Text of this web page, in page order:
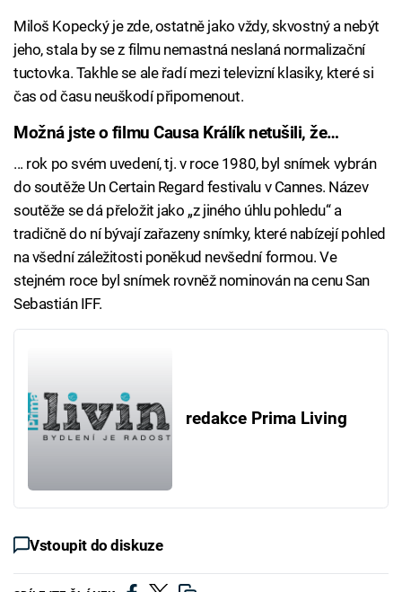
Miloš Kopecký je zde, ostatně jako vždy, skvostný a nebýt
jeho, stala by se z filmu nemastná neslaná normalizační
tuctovka. Takhle se ale řadí mezi televizní klasiky, které si
čas od času neuškodí připomenout.
Možná jste o filmu Causa Králík netušili, že…
... rok po svém uvedení, tj. v roce 1980, byl snímek vybrán
do soutěže Un Certain Regard festivalu v Cannes. Název
soutěže se dá přeložit jako „z jiného úhlu pohledu“ a
tradičně do ní bývají zařazeny snímky, které nabízejí pohled
na všední záležitosti poněkud nevšední formou. Ve
stejném roce byl snímek rovněž nominován na cenu San
Sebastián IFF.
redakce Prima Living
Vstoupit do diskuze